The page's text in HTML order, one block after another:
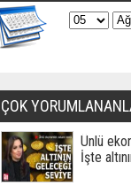
ÇOK
Ünlü
İşte